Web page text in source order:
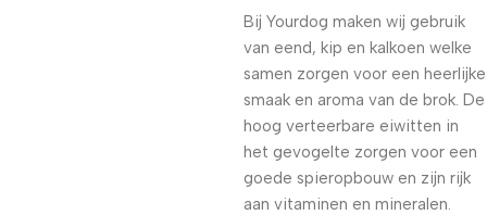
Bij Yourdog maken wij gebruik
van eend, kip en kalkoen welke
samen zorgen voor een heerlijke
smaak en aroma van de brok. De
hoog verteerbare eiwitten in
het gevogelte zorgen voor een
goede spieropbouw en zijn rijk
aan vitaminen en mineralen.